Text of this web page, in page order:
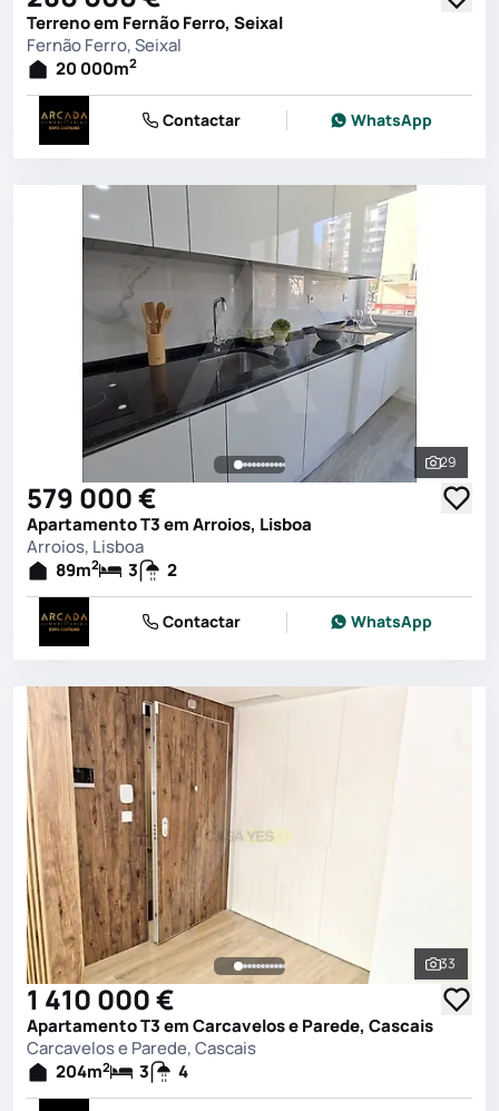
Terreno em Fernão Ferro, Seixal
Fernão Ferro, Seixal
20 000m2
Contactar WhatsApp
Ver
29
579 000 €
Apartamento T3 em Arroios, Lisboa
Arroios, Lisboa
89m2 3 2
Contactar WhatsApp
Ver
33
1 410 000 €
Apartamento T3 em Carcavelos e Parede, Cascais
Carcavelos e Parede, Cascais
204m2 3 4